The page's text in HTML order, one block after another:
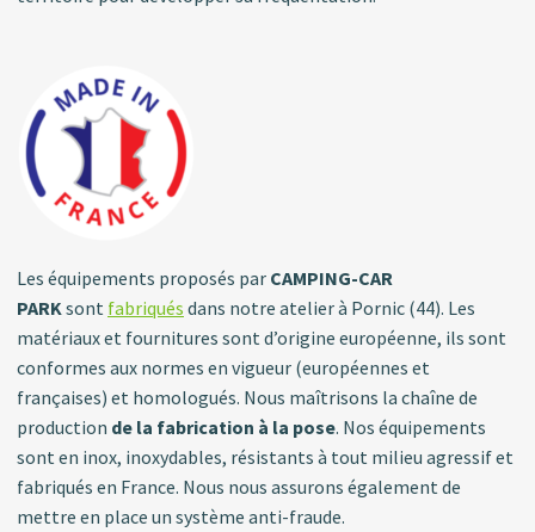
Les équipements proposés par CAMPING-CAR
PARKsont fabriqués dans notre atelier à Pornic (44). Les
matériaux et fournitures sont d’origine européenne, ils sont
conformes aux normes en vigueur (européennes et
françaises) et homologués. Nous maîtrisons la chaîne de
production de la fabrication à la pose. Nos équipements
sont en inox, inoxydables, résistants à tout milieu agressif et
fabriqués en France. Nous nous assurons également de
mettre en place un système anti-fraude.